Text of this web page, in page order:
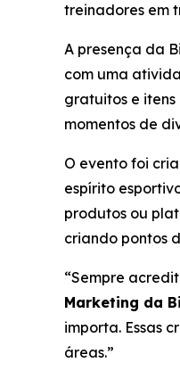
treinadores em
A presença da
com uma
gratuitos e
momentos de
O evento foi
espírito
produtos ou
criando pontos
“Sempre
Marketing da
importa. Essas
áreas.”